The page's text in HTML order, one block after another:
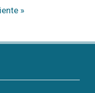
»